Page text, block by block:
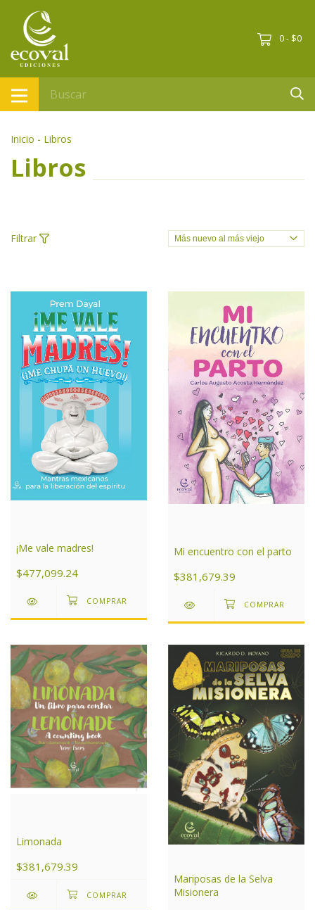
0 - $0
Inicio - Libros
Libros
Filtrar
¡Me vale madres!
$477,099.24
Mi encuentro con el parto
$381,679.39
Limonada
$381,679.39
Mariposas de la Selva
Misionera